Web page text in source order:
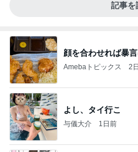
記事を
顔を合わせれば暴
Amebaトピックス 2
よし、タイ行こ
与儀大介 1日前